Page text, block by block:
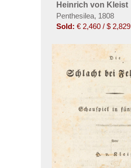
Heinrich von Kleist
Penthesilea, 1808
Sold: € 2,460 / $ 2,829